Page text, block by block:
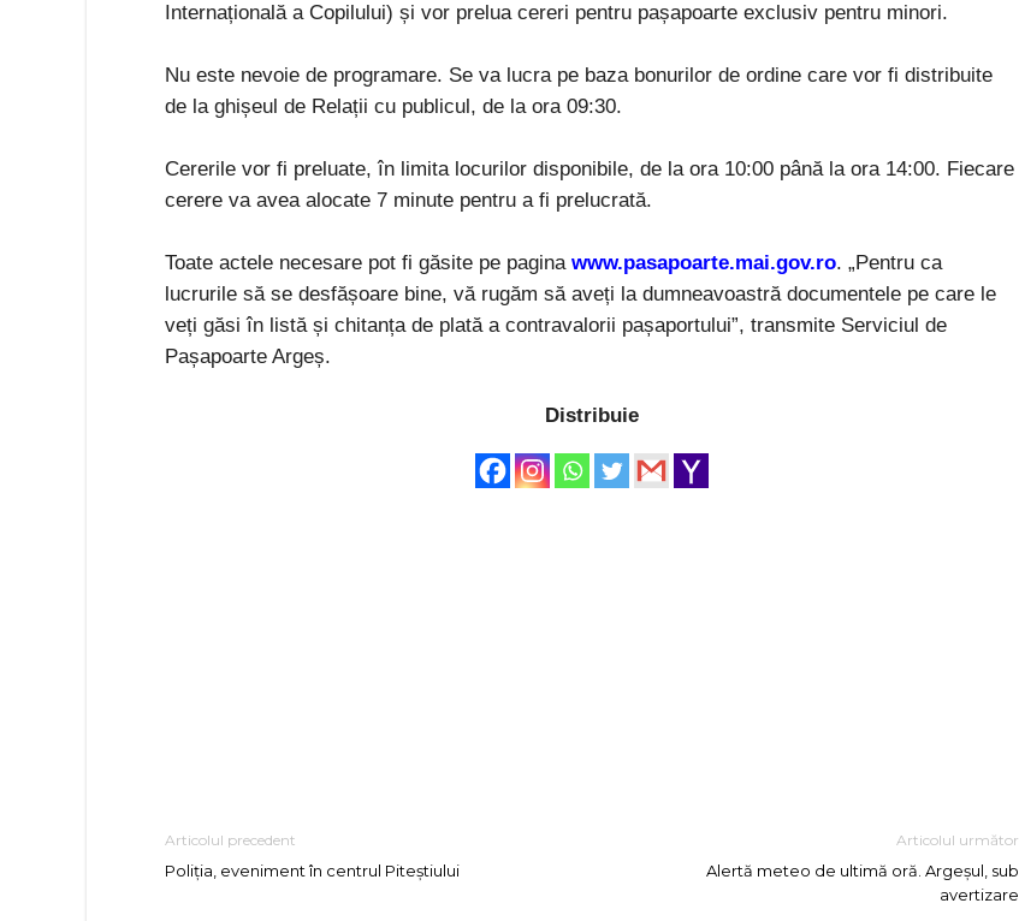
Internațională a Copilului) și vor prelua cereri pentru pașapoarte exclusiv pentru minori.
Nu este nevoie de programare. Se va lucra pe baza bonurilor de ordine care vor fi distribuite
de la ghișeul de Relații cu publicul, de la ora 09:30.
Cererile vor fi preluate, în limita locurilor disponibile, de la ora 10:00 până la ora 14:00. Fiecare
cerere va avea alocate 7 minute pentru a fi prelucrată.
Toate actele necesare pot fi găsite pe pagina www.pasapoarte.mai.gov.ro. „Pentru ca
lucrurile să se desfășoare bine, vă rugăm să aveți la dumneavoastră documentele pe care le
veți găsi în listă și chitanța de plată a contravalorii pașaportului”, transmite Serviciul de
Pașapoarte Argeș.
Distribuie
Articolul precedent
Poliția, eveniment în centrul Piteștiului
Articolul următor
Alertă meteo de ultimă oră. Argeșul, sub
avertizare